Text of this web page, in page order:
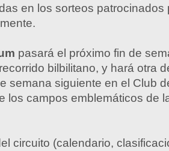
en los sorteos patrocinados
pasará el próximo fin de
bilbilitano, y hará otra
semana siguiente en el Club
los campos emblemáticos de
circuito (calendario,